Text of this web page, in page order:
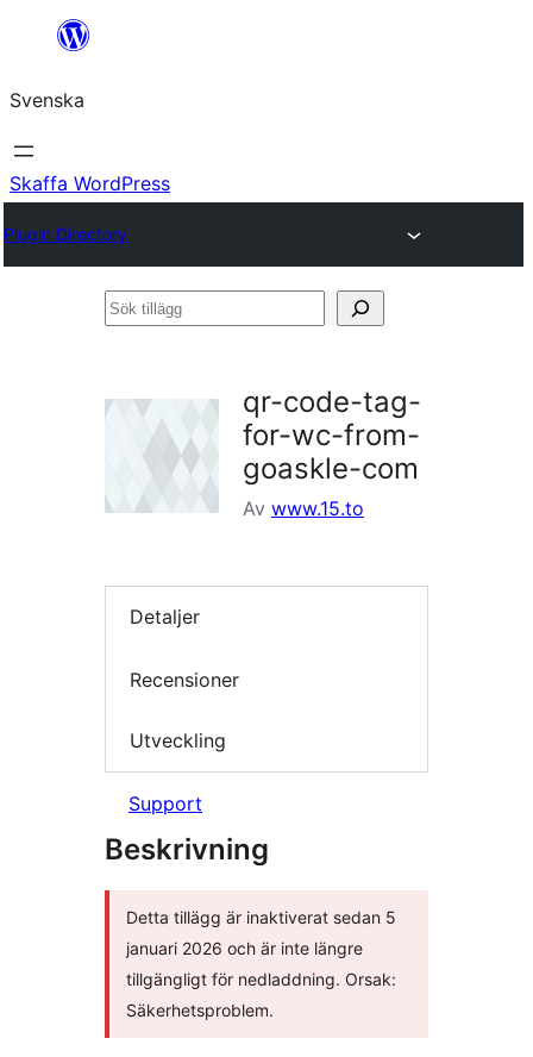
Hoppa
innehåll
Svenska
Skaffa WordPress
Plugin Directory
Sök
qr-code-tag-
for-wc-from-
goaskle-com
Av www.15.to
Detaljer
Recensioner
Utveckling
Support
Beskrivning
Detta tillägg är inaktiverat sedan 5
januari 2026 och är inte längre
tillgängligt för nedladdning. Orsak:
Säkerhetsproblem.